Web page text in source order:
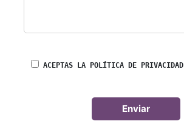
ACEPTAS LA POLÍTICA DE PRIVACIDAD